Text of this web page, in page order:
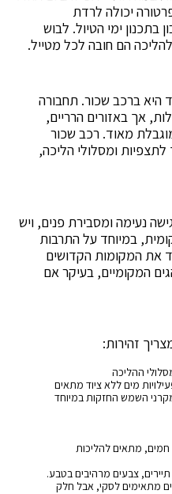
יכולה לרדת
ימי הטיול. לבוש
הם חובה לכל מטייל.
היא ברכב שכור. תחבורה
אך באזורים הרריים,
מאוד. רכב שכור
ומסלולי הליכה,
נעימה ומסבירת פנים, ויש
במיוחד על התרבות
את המקומות הקדושים
המקומיים, בעיקר אם
זהירות:
ההליכה
מים ללא ציוד מתאים
השמש החזקות במיוחד
חמים, מתאים להליכות
צבעים מרהיבים בטבע.
מתאימים לסקי, אבל חלק